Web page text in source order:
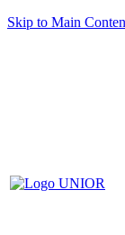
Skip to Main